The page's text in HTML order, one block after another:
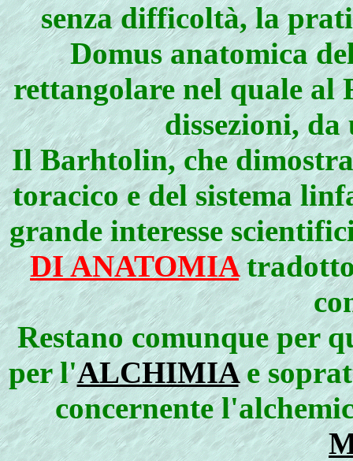
senza difficoltà, la
Domus anatomica
rettangolare nel quale al
dissezioni, da
Il Barhtolin, che dimostra
toracico e del sistema
grande interesse
DI ANATOMIA
Restano comunque per
per l'ALCHIMIAe
concernente